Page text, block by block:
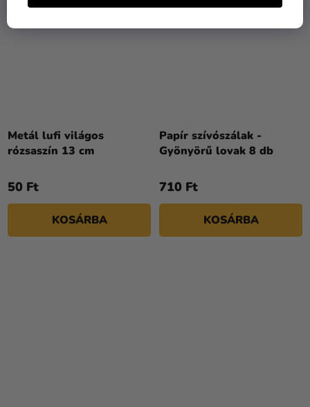
Metál lufi világos
rózsaszín 13 cm
50 Ft
KOSÁRBA
Papír szívószálak -
Gyönyörű lovak 8 db
710 Ft
KOSÁRBA